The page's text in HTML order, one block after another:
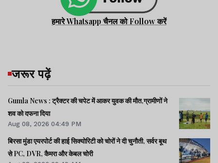
हमारे Whatsapp चैनल को Follow करें
जरूर पढ़ें
Gumla News : ट्रैक्टर की चपेट में आकर युवक की मौत,ग्रामीणों ने
शव को दफना दिया
Aug 08, 2026 04:49 PM
बिरसा मुंडा एयरपोर्ट की हाई सिक्योरिटी को चोरों ने दी चुनौती, सर्वर बूथ
से PC, DVR, कैमरा और केबल चोरी